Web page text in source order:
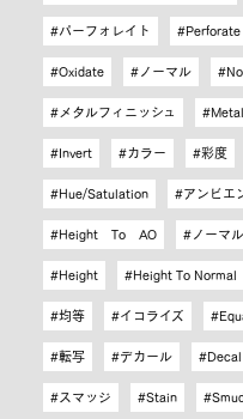
パーフォレイト Perforate
Oxidate ノーマル
メタルフィニッシュ
Invert カラー 彩度
Hue/Satulation アンビエ
Height To AO ノーマ
Height Height To Normal
均等 イコライズ
転写 デカール Decal
スマッジ Stain